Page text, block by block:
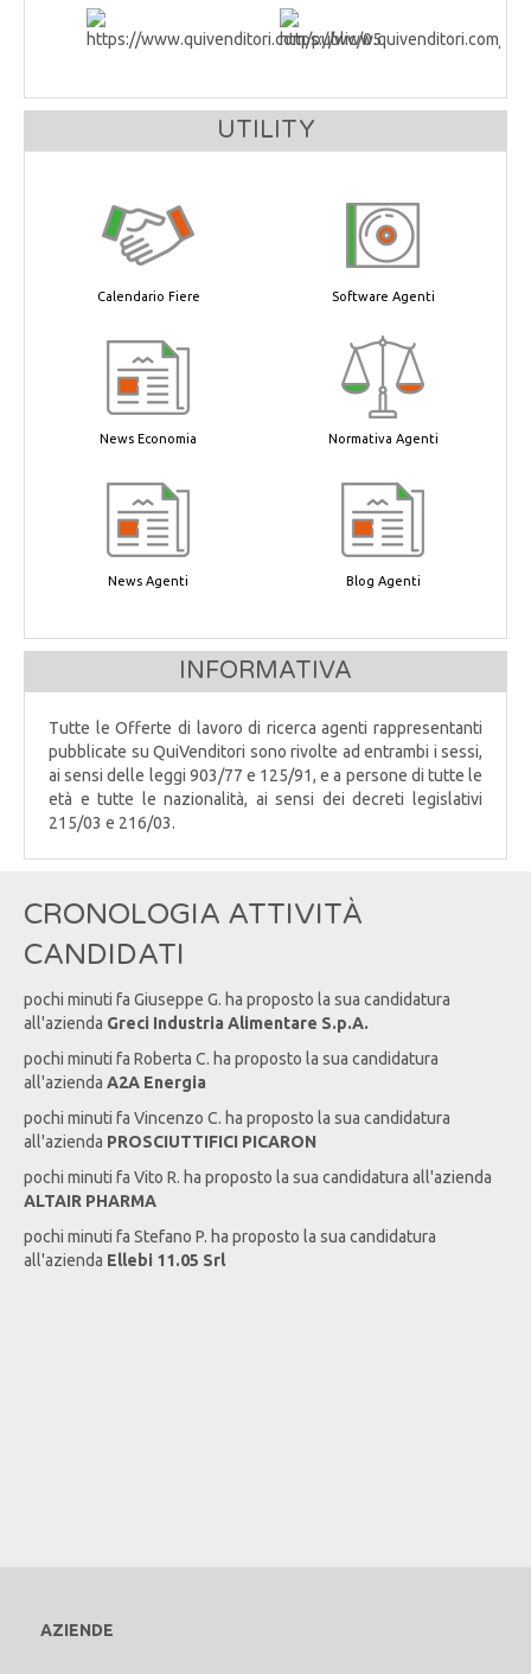
UTILITY
Calendario Fiere Software Agenti
News Economia Normativa Agenti
News Agenti Blog Agenti
INFORMATIVA
Tutte le Offerte di lavoro di ricerca agenti rappresentanti
pubblicate su QuiVenditori sono rivolte ad entrambi i sessi,
ai sensi delle leggi 903/77 e 125/91, e a persone di tutte le
età e tutte le nazionalità, ai sensi dei decreti legislativi
215/03 e 216/03.
CRONOLOGIA ATTIVITÀ
CANDIDATI
pochi minuti fa Giuseppe G. ha proposto la sua candidatura
all'azienda Greci Industria Alimentare S.p.A.
pochi minuti fa Roberta C. ha proposto la sua candidatura
all'azienda A2A Energia
pochi minuti fa Vincenzo C. ha proposto la sua candidatura
all'azienda PROSCIUTTIFICI PICARON
pochi minuti fa Vito R. ha proposto la sua candidatura all'azienda
ALTAIR PHARMA
pochi minuti fa Stefano P. ha proposto la sua candidatura
all'azienda Ellebi 11.05 Srl
AZIENDE